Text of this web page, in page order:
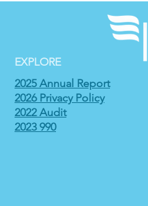
2025 Annual Report
2026 Privacy Policy
2022 Audit
2023 990
EXPLORE